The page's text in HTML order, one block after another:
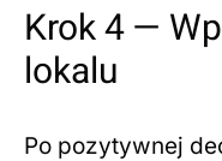
Krok 4 —
lokalu
Po pozytywnej